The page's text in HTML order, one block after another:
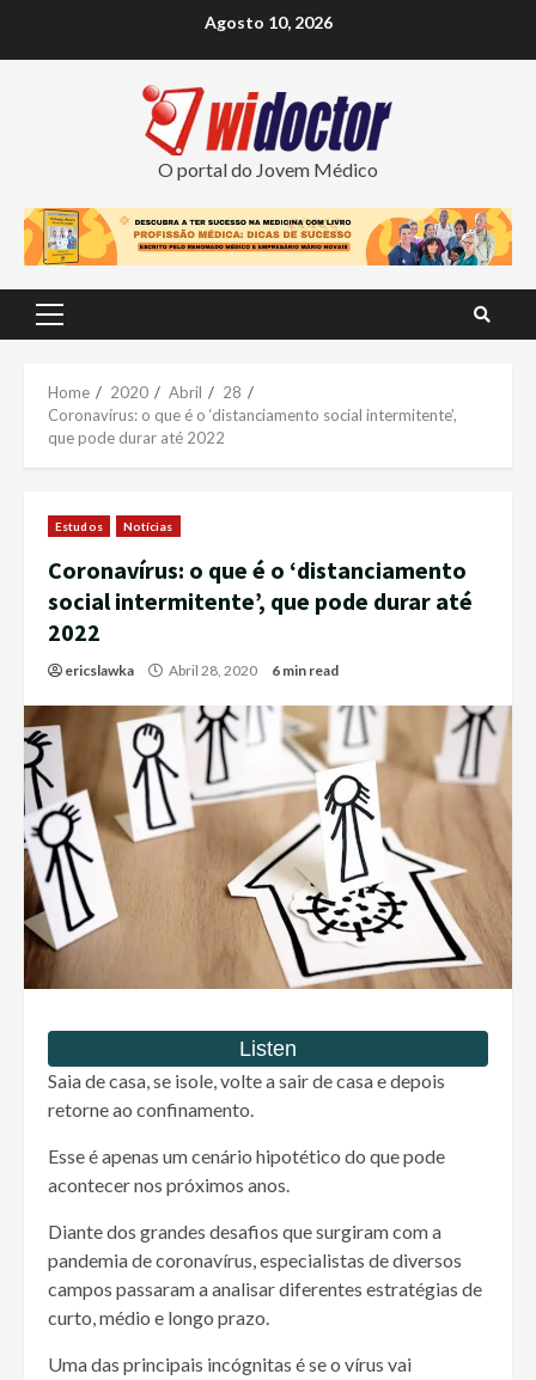
Agosto 10, 2026
O portal do Jovem Médico
Primary
Home 2020 Abril
28
Coronavírus: o que é o ‘distanciamento social intermitente’,
que pode durar até 2022
Estudos Notícias
Coronavírus: o que é o ‘distanciamento
social intermitente’, que pode durar até
2022
ericslawka Abril 28, 2020 6 min read
Saia de casa, se isole, volte a sair de casa e depois
retorne ao confinamento.
Esse é apenas um cenário hipotético do que pode
acontecer nos próximos anos.
Diante dos grandes desafios que surgiram com a
pandemia de coronavírus, especialistas de diversos
campos passaram a analisar diferentes estratégias de
curto, médio e longo prazo.
Uma das principais incógnitas é se o vírus vai